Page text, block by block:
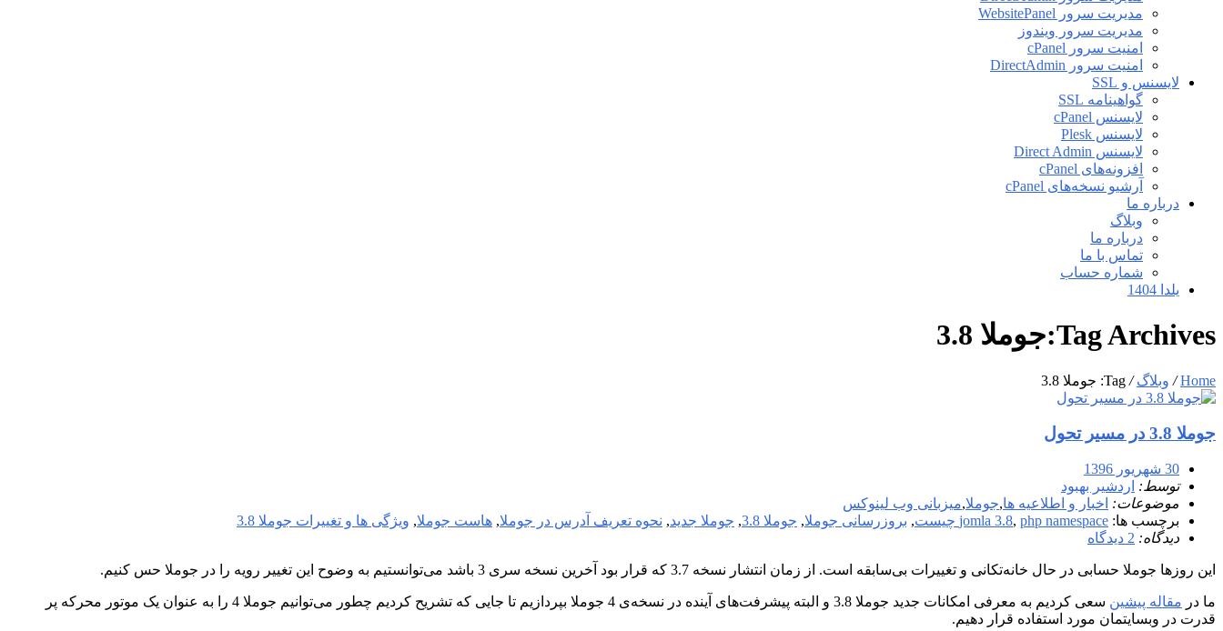
مدیریت سرور WebsitePanel
مدیریت سرور ویندوز
امنیت سرور cPanel
امنیت سرور DirectAdmin
لایسنس و SSL
گواهینامه SSL
لایسنس cPanel
لایسنس Plesk
لایسنس Direct Admin
افزونه‌های cPanel
آرشیو نسخه‌های cPanel
درباره ما
وبلاگ
درباره ما
تماس با ما
شماره حساب
یلدا 1404
Tag Archives:جوملا 3.8
Home
/ وبلاگ / Tag: جوملا 3.8
جوملا 3.8 در مسیر تحول
30 شهریور 1396
توسط: اردشیر بهبود
موضوعات: اخبار و اطلاعیه ها,جوملا,میزبانی وب لینوکس
برچسب ها:
jomla 3.8, php namespace چیست , بروزرسانی جوملا, جوملا 3.8 , جوملا جدید, نحوه تعریف آدرس در جوملا, هاست جوملا, ویژگی ها و تغییرات جوملا 3.8
دیدگاه: 2 دیدگاه
این روزها جوملا حسابی در حال خانه‌تکانی و تغییرات بی‌سابقه است. از زمان انتشار نسخه 3.7 که قرار بود آخرین نسخه سری 3 باشد می‌توانستیم به وضوح این تغییر رویه را در جوملا حس کنیم.
ما در مقاله پیشین
سعی کردیم به معرفی امکانات جدید جوملا 3.8 و البته پیشرفت‌های آینده در نسخه‌ی 4 جوملا بپردازیم تا جایی که تشریح کردیم چطور می‌توانیم جوملا 4 را به عنوان یک موتور محرکه پر
قدرت در وبسایتمان مورد استفاده قرار دهیم.